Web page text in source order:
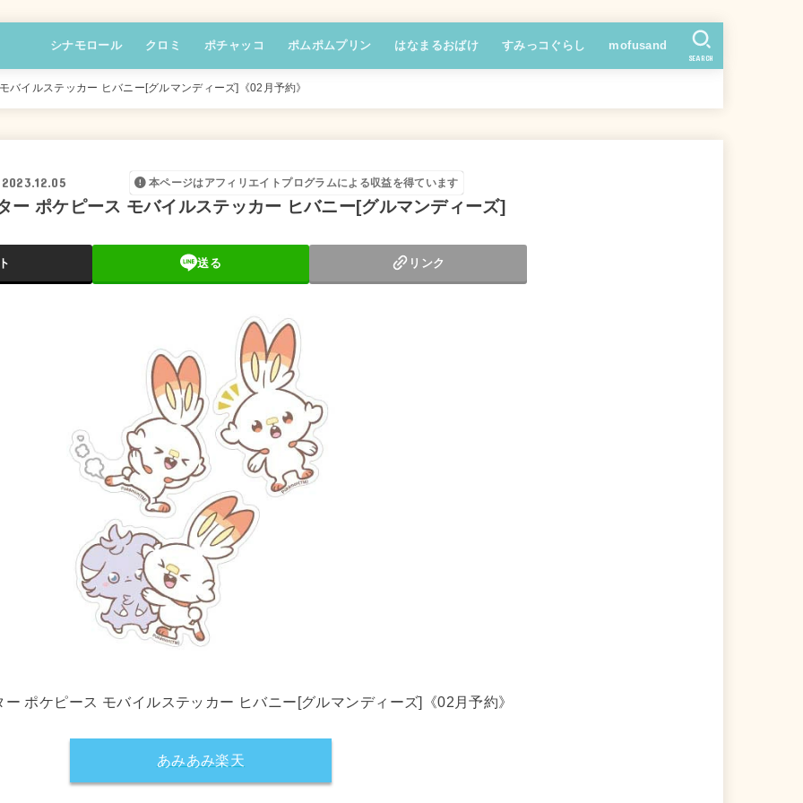
シナモロール クロミ ポチャッコ ポムポムプリン はなまるおばけ すみっコぐらし mofusand
SEARCH
バイルステッカー ヒバニー[グルマンディーズ]《02月予約》
2023.12.05 本ページはアフィリエイトプログラムによる収益を得ています
ー ポケピース モバイルステッカー ヒバニー[グルマンディーズ]
送る リンク
ポケピース モバイルステッカー ヒバニー[グルマンディーズ]《02月予約》
あみあみ楽天